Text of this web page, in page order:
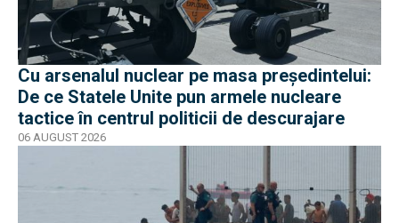
Cu arsenalul nuclear pe masa preşedintelui:
De ce Statele Unite pun armele nucleare
tactice în centrul politicii de descurajare
06 AUGUST 2026